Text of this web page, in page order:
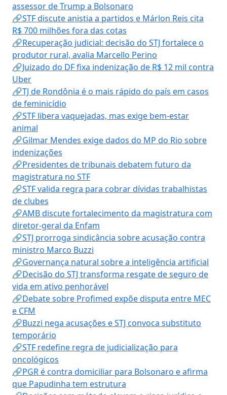
assessor de Trump a Bolsonaro
🔗STF discute anistia a partidos e Márlon Reis cita
R$ 700 milhões fora das cotas
🔗Recuperação judicial: decisão do STJ fortalece o
produtor rural, avalia Marcello Perino
🔗Juizado do DF fixa indenização de R$ 12 mil contra
Uber
🔗TJ de Rondônia é o mais rápido do país em casos
de feminicídio
🔗STF libera vaquejadas, mas exige bem-estar
animal
🔗Gilmar Mendes exige dados do MP do Rio sobre
indenizações
🔗Presidentes de tribunais debatem futuro da
magistratura no STF
🔗STF valida regra para cobrar dívidas trabalhistas
de clubes
🔗AMB discute fortalecimento da magistratura com
diretor-geral da Enfam
🔗STJ prorroga sindicância sobre acusação contra
ministro Marco Buzzi
🔗Governança natural sobre a inteligência artificial
🔗Decisão do STJ transforma resgate de seguro de
vida em ativo penhorável
🔗Debate sobre Profimed expõe disputa entre MEC
e CFM
🔗Buzzi nega acusações e STJ convoca substituto
temporário
🔗STF redefine regra de judicialização para
oncológicos
🔗PGR é contra domiciliar para Bolsonaro e afirma
que Papudinha tem estrutura